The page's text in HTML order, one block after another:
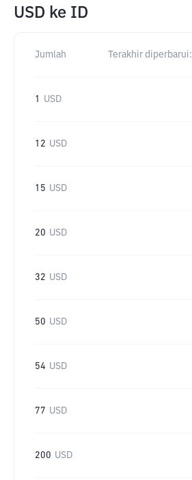
USD ke ID
Jumlah Terakhir diperbarui:
1 USD
12 USD
15 USD
20 USD
32 USD
50 USD
54 USD
77 USD
200 USD